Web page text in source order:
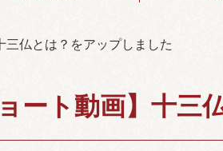
三仏とは？をアップしました
ョート動画】十三